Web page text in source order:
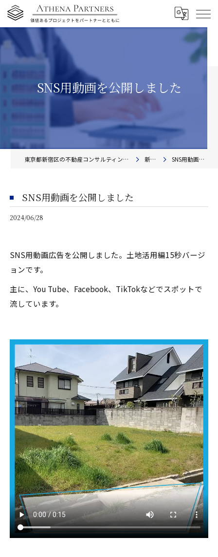
SNS用動画を公開しました
東京都新宿区の不動産コンサルティングならアテナ・パートナーズ株式会社 新着情報 SNS用動画を公開しました
SNS用動画を公開しました
2024/06/28
SNS用動画広告を公開しました。土地活用編15秒バージ
ョンです。
主に、You Tube、Facebook、TikTokなどでスポットで
流しています。